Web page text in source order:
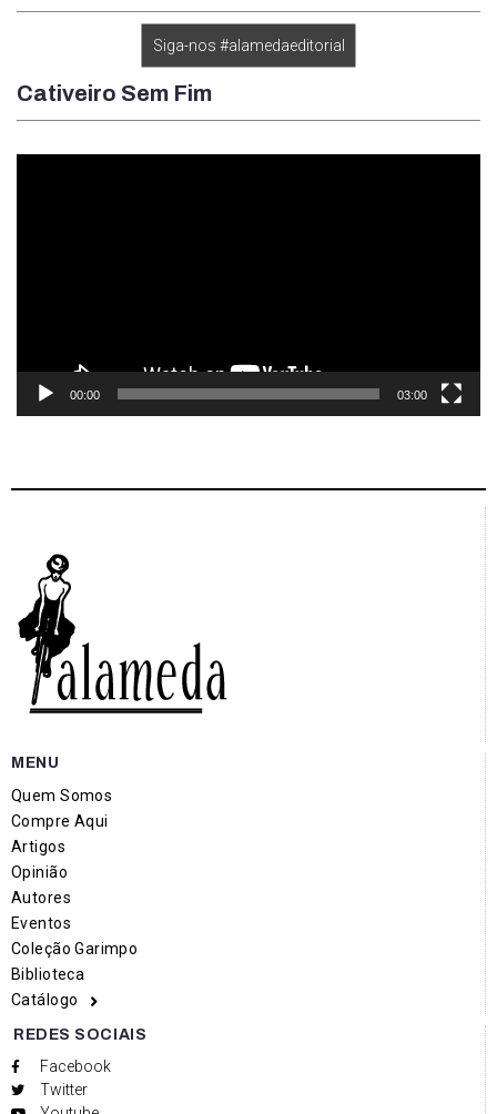
Siga-nos #alamedaeditorial
Cativeiro Sem Fim
00:00 03:00
MENU
Quem Somos
Compre Aqui
Artigos
Opinião
Autores
Eventos
Coleção Garimpo
Biblioteca
Catálogo
REDES SOCIAIS
Facebook
Twitter